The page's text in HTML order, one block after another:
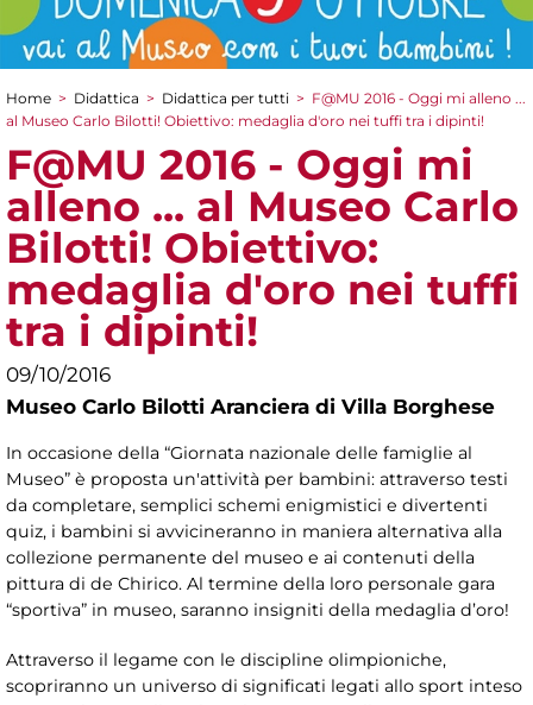
Tu sei qui
Home > Didattica > Didattica per tutti > F@MU 2016 - Oggi mi alleno ...
al Museo Carlo Bilotti! Obiettivo: medaglia d'oro nei tuffi tra i dipinti!
F@MU 2016 - Oggi mi
alleno ... al Museo Carlo
Bilotti! Obiettivo:
medaglia d'oro nei tuffi
tra i dipinti!
09/10/2016
Museo Carlo Bilotti Aranciera di Villa Borghese
In occasione della “Giornata nazionale delle famiglie al
Museo” è proposta un'attività per bambini: attraverso testi
da completare, semplici schemi enigmistici e divertenti
quiz, i bambini si avvicineranno in maniera alternativa alla
collezione permanente del museo e ai contenuti della
pittura di de Chirico. Al termine della loro personale gara
“sportiva” in museo, saranno insigniti della medaglia d’oro!
Attraverso il legame con le discipline olimpioniche,
scopriranno un universo di significati legati allo sport inteso